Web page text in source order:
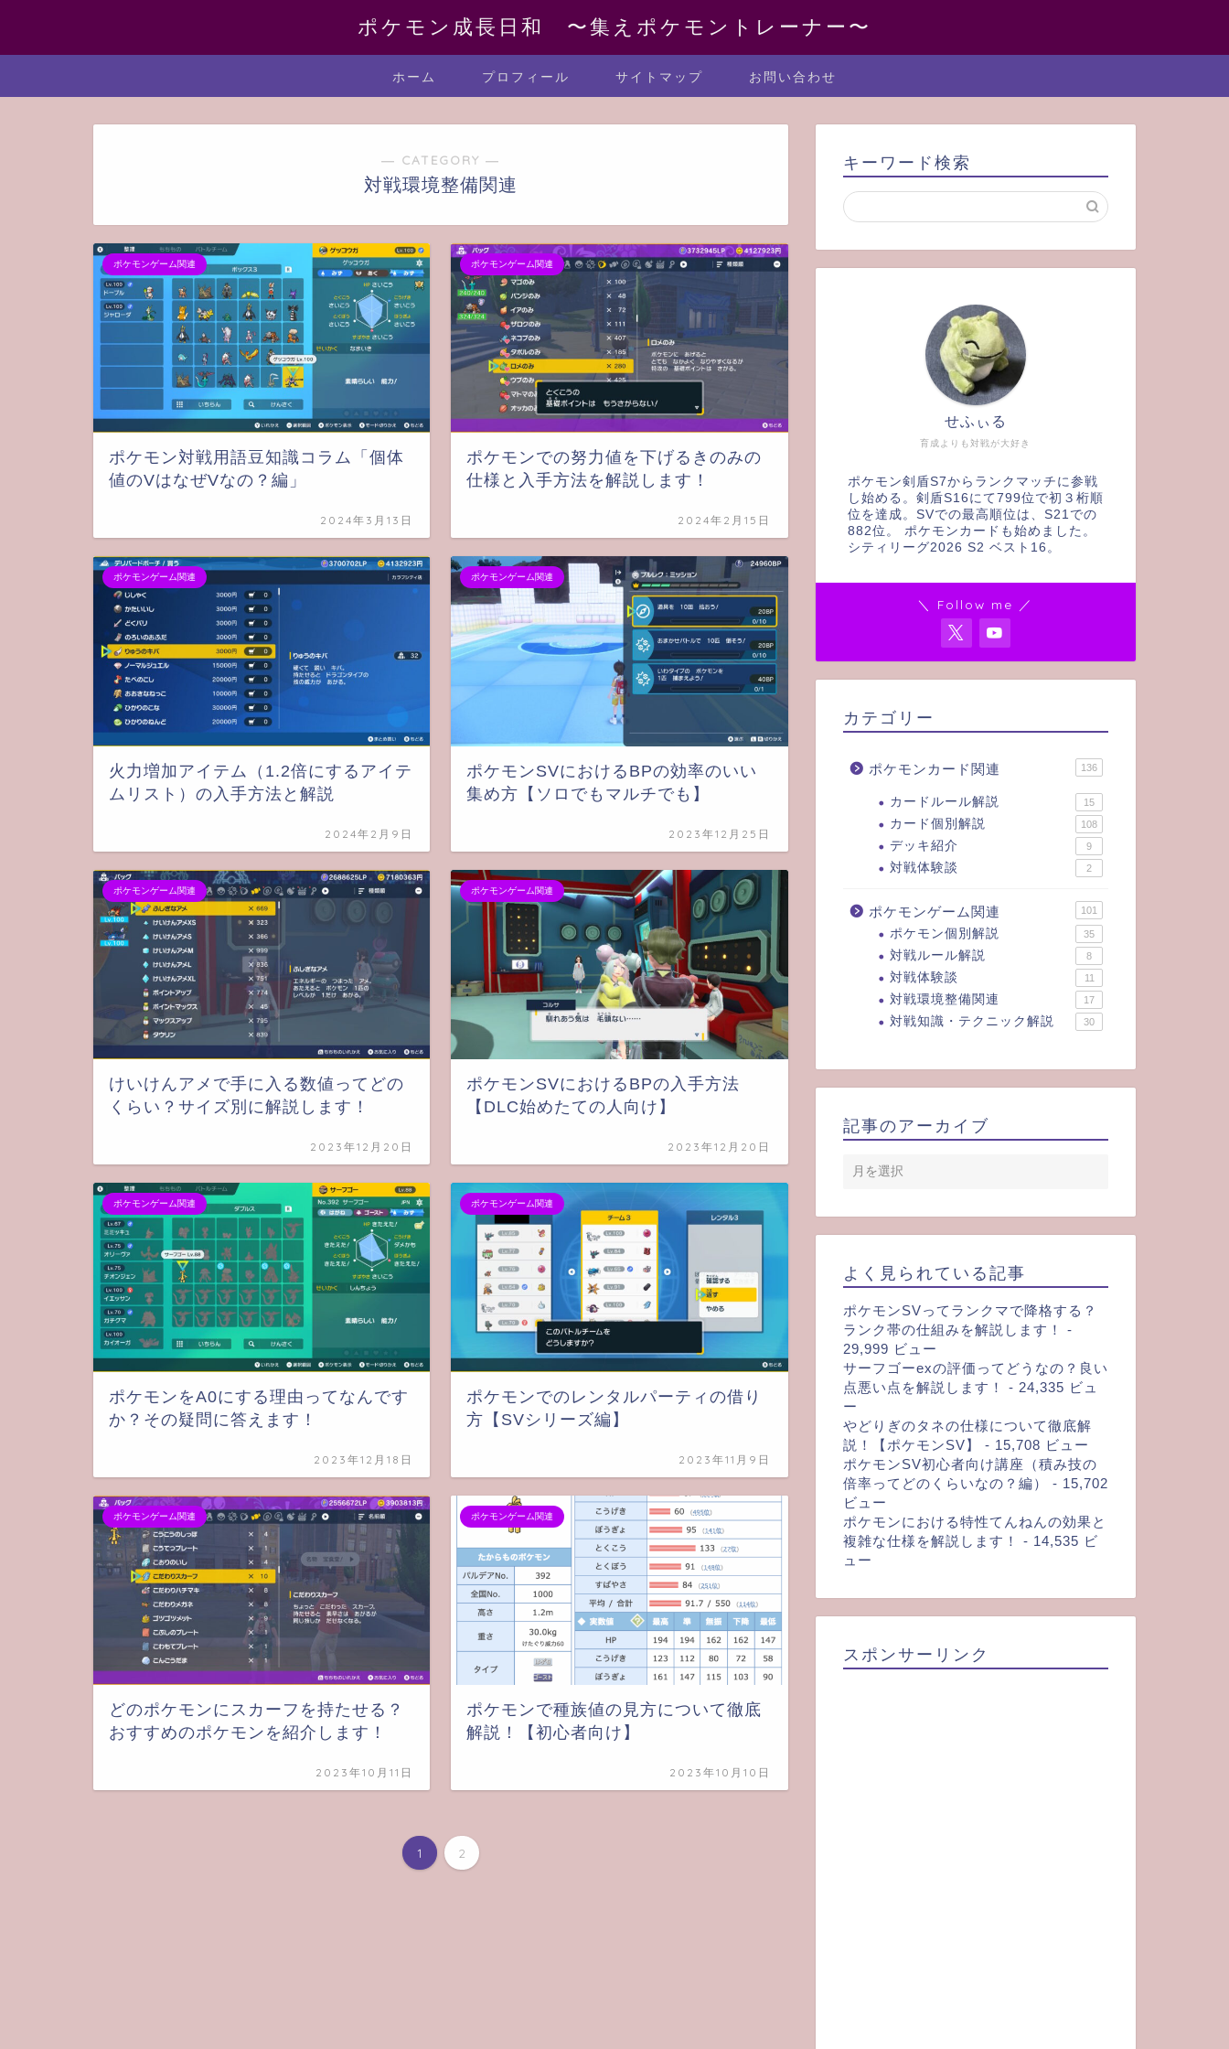
ポケモン成長日和 〜集えポケモントレーナー〜
ホーム プロフィール サイトマップ お問い合わせ
― CATEGORY ―
対戦環境整備関連
ポケモンゲーム関連
ポケモン対戦用語豆知識コラム「個体
値のVはなぜVなの？編」
2024年3月13日
ポケモンゲーム関連
ポケモンでの努力値を下げるきのみの
仕様と入手方法を解説します！
2024年2月15日
ポケモンゲーム関連
火力増加アイテム（1.2倍にするアイテ
ムリスト）の入手方法と解説
2024年2月9日
ポケモンゲーム関連
ポケモンSVにおけるBPの効率のいい
集め方【ソロでもマルチでも】
2023年12月25日
ポケモンゲーム関連
けいけんアメで手に入る数値ってどの
くらい？サイズ別に解説します！
2023年12月20日
ポケモンゲーム関連
ポケモンSVにおけるBPの入手方法
【DLC始めたての人向け】
2023年12月20日
ポケモンゲーム関連
ポケモンをA0にする理由ってなんです
か？その疑問に答えます！
2023年12月18日
ポケモンゲーム関連
ポケモンでのレンタルパーティの借り
方【SVシリーズ編】
2023年11月9日
ポケモンゲーム関連
どのポケモンにスカーフを持たせる？
おすすめのポケモンを紹介します！
2023年10月11日
ポケモンゲーム関連
ポケモンで種族値の見方について徹底
解説！【初心者向け】
2023年10月10日
1 2
キーワード検索
育成よりも対戦が大好き
せふぃる
ポケモン剣盾S7からランクマッチに参戦
し始める。剣盾S16にて799位で初３桁順
位を達成。SVでの最高順位は、S21での
882位。 ポケモンカードも始めました。
シティリーグ2026 S2 ベスト16。
＼ Follow me ／
カテゴリー
ポケモンカード関連 136
カードルール解説 15
カード個別解説 108
デッキ紹介 9
対戦体験談 2
ポケモンゲーム関連 101
ポケモン個別解説 35
対戦ルール解説 8
対戦体験談 11
対戦環境整備関連 17
対戦知識・テクニック解説 30
記事のアーカイブ
よく見られている記事
ポケモンSVってランクマで降格する？
ランク帯の仕組みを解説します！
-
29,999 ビュー
サーフゴーexの評価ってどうなの？良い
点悪い点を解説します！
- 24,335 ビュ
ー
やどりぎのタネの仕様について徹底解
説！【ポケモンSV】
- 15,708 ビュー
ポケモンSV初心者向け講座（積み技の
倍率ってどのくらいなの？編）
- 15,702
ビュー
ポケモンにおける特性てんねんの効果と
複雑な仕様を解説します！
- 14,535 ビ
ュー
スポンサーリンク